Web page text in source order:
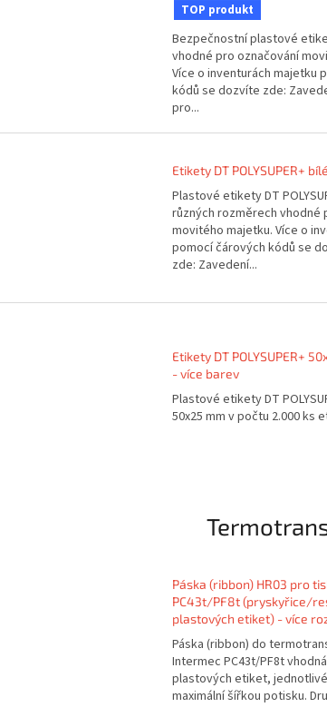
TOP produkt
Bezpečnostní plastové
vhodné pro označování
Více o inventurách majetku
kódů se dozvíte zde:
pro...
Etikety DT POLYSUPER+
Plastové etikety DT
různých rozměrech vhodné
movitého majetku. Více o
pomocí čárových kódů se
zde: Zavedení...
Etikety DT POLYSUPER+
- více barev
Plastové etikety DT
50x25 mm v počtu 2.000 ks
Páska (ribbon) HR03 pro
PC43t/PF8t (pryskyřice/
plastových etiket) - více
Páska (ribbon) do
Intermec PC43t/PF8t
plastových etiket,
maximální šířkou potisku.